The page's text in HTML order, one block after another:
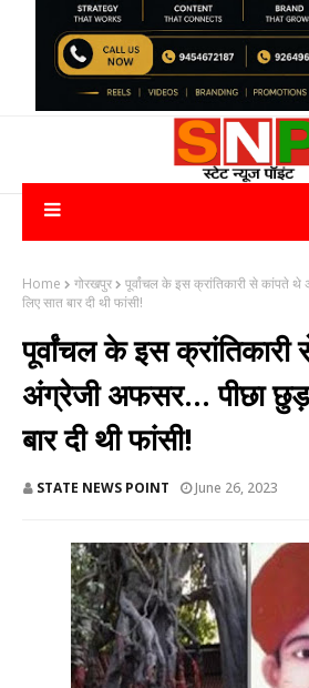
Home गोरखपुर
पूर्वांचल के इस क्रांतिकारी से कांपते
लिए सात बार दी थी फांसी!
पूर्वांचल के इस
अंग्रेजी अफसर... पीछा
बार दी थी फांसी!
STATE NEWS POINT June 26, 2023